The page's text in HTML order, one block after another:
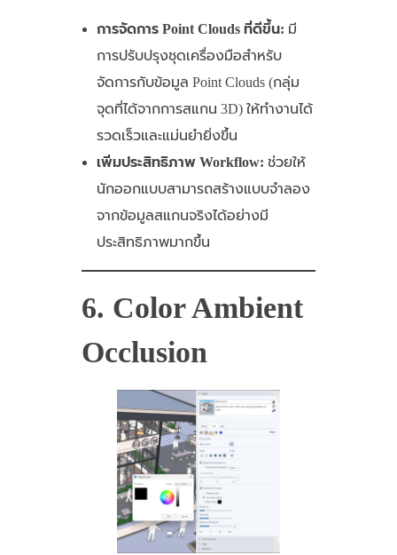
การจัดการ Point Clouds ที่ดีขึ้น: มี
การปรับปรุงชุดเครื่องมือสำหรับ
จัดการกับข้อมูล Point Clouds (กลุ่ม
จุดที่ได้จากการสแกน 3D) ให้ทำงานได้
รวดเร็วและแม่นยำยิ่งขึ้น
เพิ่มประสิทธิภาพ Workflow: ช่วยให้
นักออกแบบสามารถสร้างแบบจำลอง
จากข้อมูลสแกนจริงได้อย่างมี
ประสิทธิภาพมากขึ้น
6. Color Ambient
Occlusion